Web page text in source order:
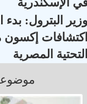
البترول: بدء
إكسون
المصرية